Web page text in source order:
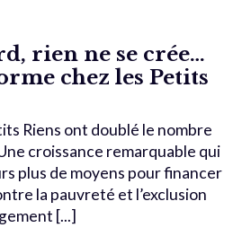
rien ne se crée…
chez les Petits
Riens ont doublé le nombre
croissance remarquable qui
plus de moyens pour financer
la pauvreté et l’exclusion
[...]